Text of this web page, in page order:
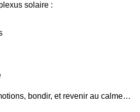
solaire :
bondir, et revenir au calme…